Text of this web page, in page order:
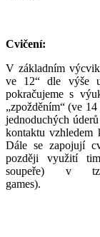
Cvičení:
V základním
ve 12“ dle výše
pokračujeme s
„zpožděním“ (ve
jednoduchých
kontaktu vzhledem
Dále se zapojují
později využití
soupeře) v